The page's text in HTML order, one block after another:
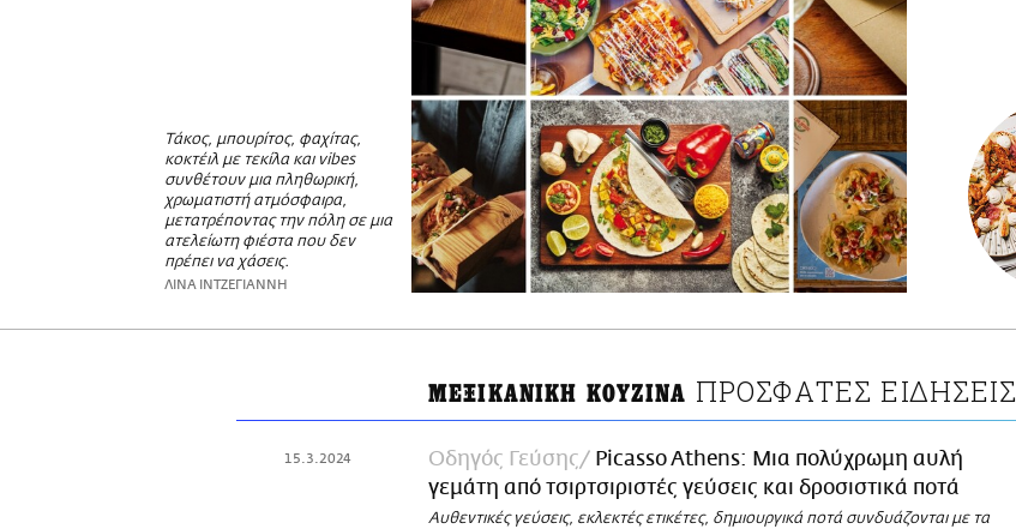
Τάκος, μπουρίτος, φαχίτας,
κοκτέιλ με τεκίλα και vibes
συνθέτουν μια πληθωρική,
χρωματιστή ατμόσφαιρα,
μετατρέποντας την πόλη σε μια
ατελείωτη φιέστα που δεν
πρέπει να χάσεις.
ΛΙΝΑ ΙΝΤΖΕΓΙΑΝΝΗ
ΜΕΞΙΚΑΝΙΚΗ ΚΟΥΖΙΝΑ ΠΡΟΣΦΑΤΕΣ ΕΙΔΗΣΕΙΣ
15.3.2024 Οδηγός Γεύσης
Picasso Athens: Μια πολύχρωμη αυλή
γεμάτη από τσιρτσιριστές γεύσεις και δροσιστικά ποτά
Αυθεντικές γεύσεις, εκλεκτές ετικέτες, δημιουργικά ποτά συνδυάζονται με τα